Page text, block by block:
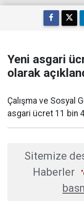
Yeni asgari
olarak
Çalışma ve Sosyal
asgari ücret 11 bin
Sitemize
Haberler